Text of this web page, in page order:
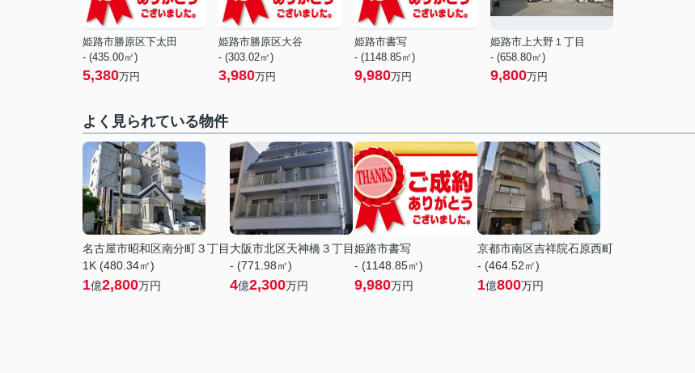
姫路市勝原区下太田
- (435.00㎡)
5,380万円
姫路市勝原区大谷
- (303.02㎡)
3,980万円
姫路市書写
- (1148.85㎡)
9,980万円
姫路市上大野１丁目
- (658.80㎡)
9,800万円
よく見られている物件
名古屋市昭和区南分町３丁目
1K (480.34㎡)
1億2,800万円
大阪市北区天神橋３丁目
- (771.98㎡)
4億2,300万円
姫路市書写
- (1148.85㎡)
9,980万円
京都市南区吉祥院石原西町
- (464.52㎡)
1億800万円